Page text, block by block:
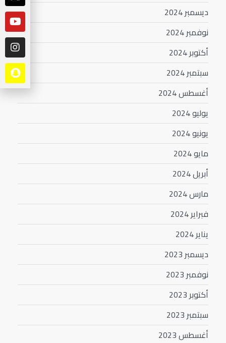
ديسمبر 2024
نوفمبر 2024
أكتوبر 2024
سبتمبر 2024
أغسطس 2024
يوليو 2024
يونيو 2024
مايو 2024
أبريل 2024
مارس 2024
فبراير 2024
يناير 2024
ديسمبر 2023
نوفمبر 2023
أكتوبر 2023
سبتمبر 2023
أغسطس 2023